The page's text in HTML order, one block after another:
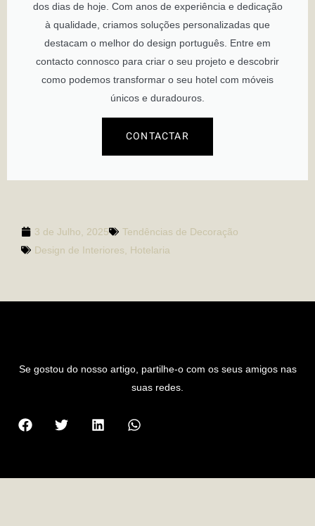
dos dias de hoje. Com anos de experiência e dedicação
à qualidade, criamos soluções personalizadas que
destacam o melhor do design português. Entre em
contacto connosco para criar o seu projeto e descobrir
como podemos transformar o seu hotel com móveis
únicos e duradouros.
CONTACTAR
3 de Julho, 2025
Tendências de Decoração
Design de Interiores
Hotelaria
Se gostou do nosso artigo, partilhe-o com os seus amigos nas
suas redes.